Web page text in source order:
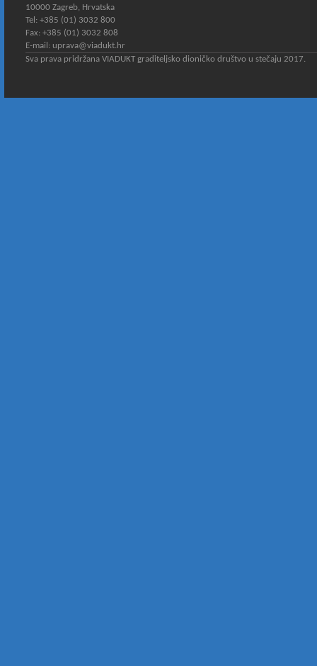
10000 Zagreb, Hrvatska
Tel: +385 (01) 3032 800
Fax: +385 (01) 3032 808
E-mail: uprava@viadukt.hr
Sva prava pridržana VIADUKT graditeljsko dioničko društvo u stečaju 2017.